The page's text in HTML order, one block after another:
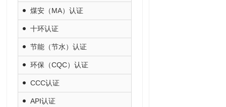
煤安（MA）认证
十环认证
节能（节水）认证
环保（CQC）认证
CCC认证
API认证